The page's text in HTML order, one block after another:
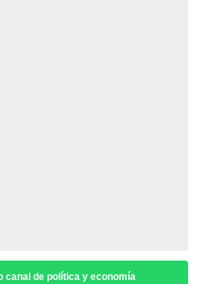
canal de política y economía